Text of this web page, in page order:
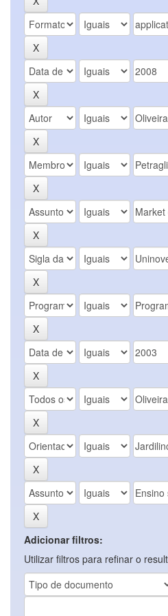
Adicionar filtros:
Utilizar filtros para refinar o